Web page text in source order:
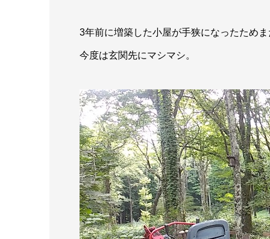
3年前に増築した小屋が手狭になったため
今度は玄関先にマシマシ。